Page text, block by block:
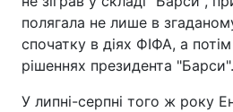
полягала не лише в
спочатку в діях ФІФА, а
рішеннях президента "Барси".
У липні-серпні того ж року